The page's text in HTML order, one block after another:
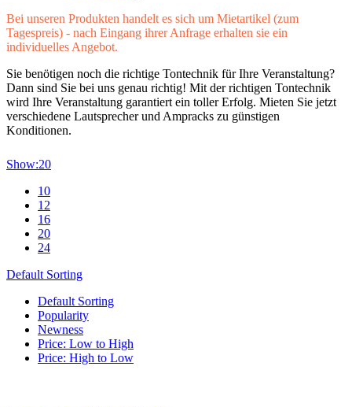
Bei unseren Produkten handelt es sich um Mietartikel (zum
Tagespreis) - nach Eingang ihrer Anfrage erhalten sie ein
individuelles Angebot.
Sie benötigen noch die richtige Tontechnik für Ihre Veranstaltung?
Dann sind Sie bei uns genau richtig! Mit der richtigen Tontechnik
wird Ihre Veranstaltung garantiert ein toller Erfolg. Mieten Sie jetzt
verschiedene Lautsprecher und Ampracks zu günstigen
Konditionen.
Show:20
10
12
16
20
24
Default Sorting
Default Sorting
Popularity
Newness
Price: Low to High
Price: High to Low